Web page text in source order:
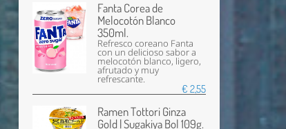
Fanta Corea de
Melocotón Blanco
350ml.
Refresco coreano Fanta
con un delicioso sabor a
melocotón blanco, ligero,
afrutado y muy
refrescante.
€ 2,55
Ramen Tottori Ginza
Gold | Sugakiya Bol 109g.